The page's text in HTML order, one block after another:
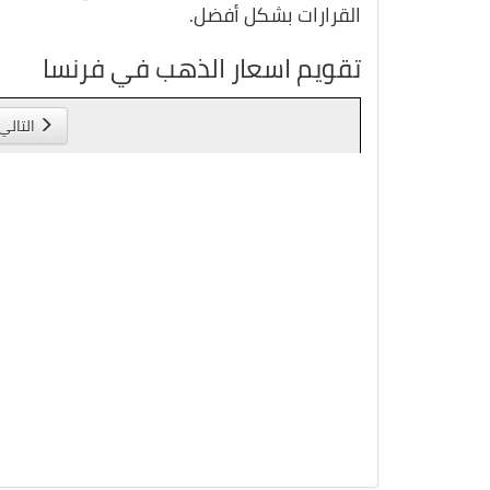
القرارات بشكل أفضل.
تقويم اسعار الذهب في فرنسا